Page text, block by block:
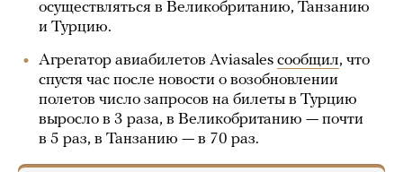
осуществляться в Великобританию, Танзанию
и Турцию.
Агрегатор авиабилетов Aviasales сообщил, что
спустя час после новости о возобновлении
полетов число запросов на билеты в Турцию
выросло в 3 раза, в Великобританию — почти
в 5 раз, в Танзанию — в 70 раз.